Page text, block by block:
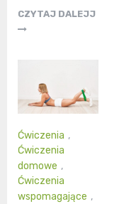
CZYTAJ DALEJJ
Ćwiczenia ,
Ćwiczenia
domowe ,
Ćwiczenia
wspomagające ,